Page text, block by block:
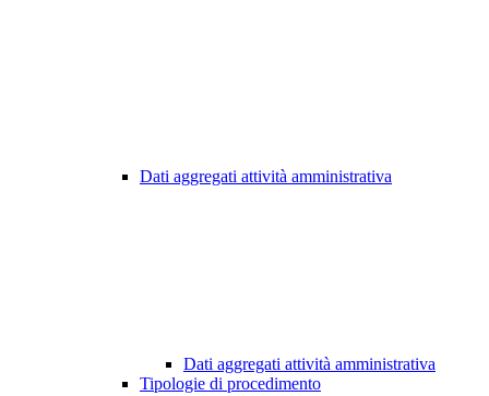
Dati aggregati attività amministrativa
Dati aggregati attività amministrativa
Tipologie di procedimento